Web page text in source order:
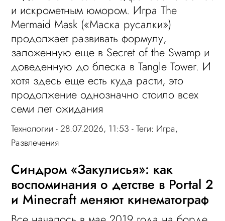
и искрометным юмором. Игра The
Mermaid Mask («Маска русалки»)
продолжает развивать формулу,
заложенную еще в Secret of the Swamp и
доведенную до блеска в Tangle Tower. И
хотя здесь еще есть куда расти, это
продолжение однозначно стоило всех
семи лет ожидания
Технологии - 28.07.2026, 11:53 - Теги: Игра,
Развлечения
Синдром «Закулисья»: как
воспоминания о детстве в Portal 2
и Minecraft меняют кинематограф